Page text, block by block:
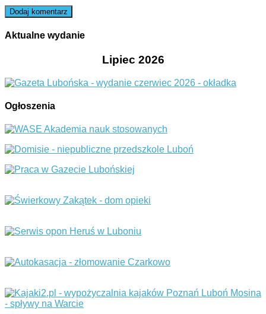
Aktualne wydanie
Lipiec 2026
Ogłoszenia